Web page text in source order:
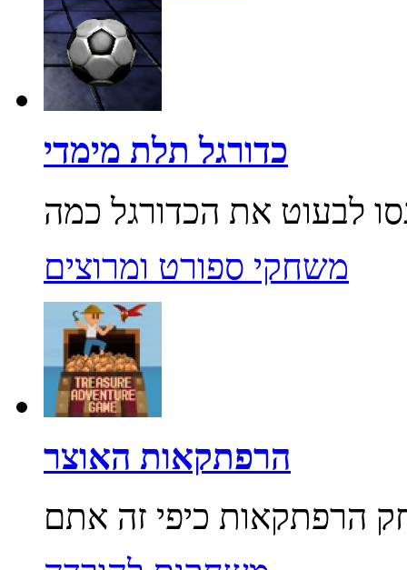
כדורגל תלת מימדי
משחקי ספורט ומרוצים
הרפתקאות האוצר